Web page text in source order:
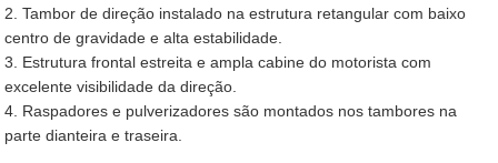
2. Tambor de direção instalado na estrutura retangular com baixo
centro de gravidade e alta estabilidade.
3. Estrutura frontal estreita e ampla cabine do motorista com
excelente visibilidade da direção.
4. Raspadores e pulverizadores são montados nos tambores na
parte dianteira e traseira.